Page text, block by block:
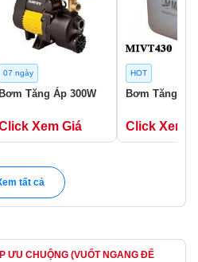
07 ngày
Bơm Tăng Áp 300W
Xem Giá
HOT
Bơm Tăng Áp
Click Xem
tất cả
ƯU CHUỘNG (VUỐT NGANG ĐỂ